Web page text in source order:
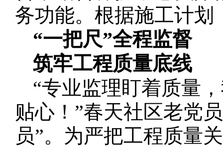
务功能。根据施工计
“一把尺”全程监督
筑牢工程质量底线
“专业监理盯着质量
贴心！”春天社区老党
员”。为严把工程质量